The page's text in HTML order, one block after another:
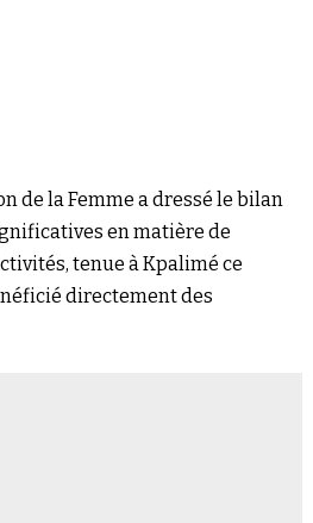
de la Femme a dressé le bilan
en matière de
tenue à Kpalimé ce
directement des